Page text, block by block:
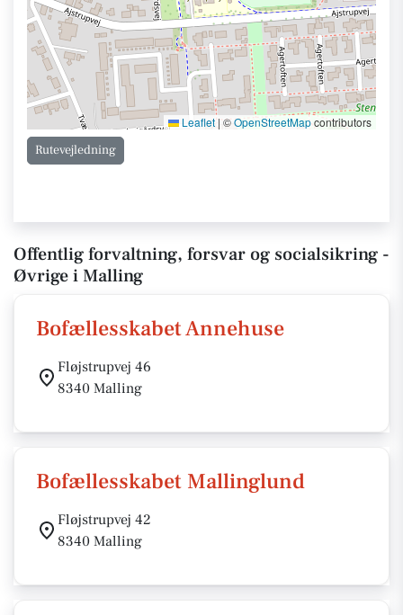
Leaflet | ©OpenStreetMapcontributors
Rutevejledning
Offentlig forvaltning, forsvar og socialsikring -
Øvrige i Malling
Bofællesskabet Annehuse
Fløjstrupvej 46
8340 Malling
Bofællesskabet Mallinglund
Fløjstrupvej 42
8340 Malling